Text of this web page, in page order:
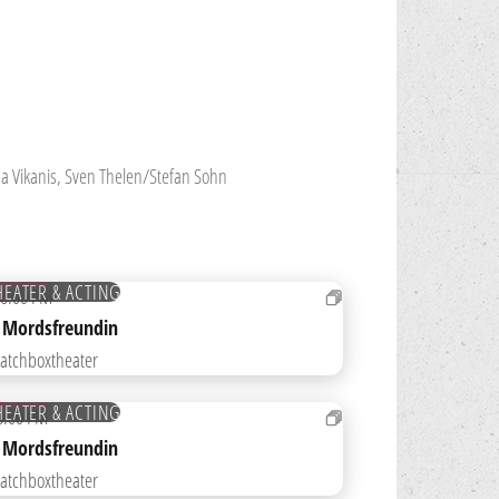
Vikanis, Sven Thelen/Stefan Sohn
& ACTING
TO WATCHLIST
6:00 PM
Mordsfreundin
& ACTING
TO WATCHLIST
PM
Mordsfreundin